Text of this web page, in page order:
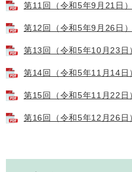
第11回（令和5年9月21日
第12回（令和5年9月26日
第13回（令和5年10月23日
第14回（令和5年11月14日
第15回（令和5年11月22日
第16回（令和5年12月26日